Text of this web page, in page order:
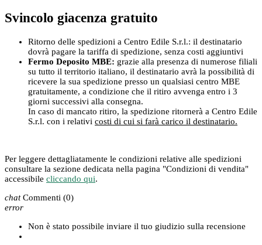
Svincolo giacenza gratuito
Ritorno delle spedizioni a Centro Edile S.r.l.: il destinatario
dovrà pagare la tariffa di spedizione, senza costi aggiuntivi
Fermo Deposito MBE: grazie alla presenza di numerose filiali
su tutto il territorio italiano, il destinatario avrà la possibilità di
ricevere la sua spedizione presso un qualsiasi centro MBE
gratuitamente, a condizione che il ritiro avvenga entro i 3
giorni successivi alla consegna.
In caso di mancato ritiro, la spedizione ritornerà a Centro Edile
S.r.l. con i relativi costi di cui si farà carico il destinatario.
Per leggere dettagliatamente le condizioni relative alle spedizioni
consultare la sezione dedicata nella pagina "Condizioni di vendita"
accessibile cliccando qui.
chat Commenti (0)
error
Non è stato possibile inviare il tuo giudizio sulla recensione